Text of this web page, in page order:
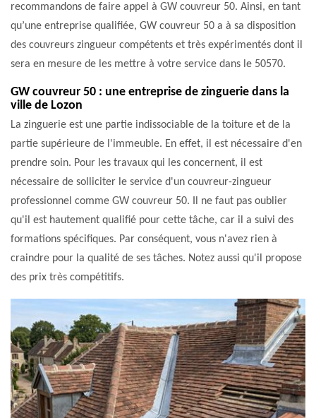
recommandons de faire appel à GW couvreur 50. Ainsi, en tant
qu’une entreprise qualifiée, GW couvreur 50 a à sa disposition
des couvreurs zingueur compétents et très expérimentés dont il
sera en mesure de les mettre à votre service dans le 50570.
GW couvreur 50 : une entreprise de zinguerie dans la
ville de Lozon
La zinguerie est une partie indissociable de la toiture et de la
partie supérieure de l'immeuble. En effet, il est nécessaire d'en
prendre soin. Pour les travaux qui les concernent, il est
nécessaire de solliciter le service d'un couvreur-zingueur
professionnel comme GW couvreur 50. Il ne faut pas oublier
qu'il est hautement qualifié pour cette tâche, car il a suivi des
formations spécifiques. Par conséquent, vous n'avez rien à
craindre pour la qualité de ses tâches. Notez aussi qu'il propose
des prix très compétitifs.